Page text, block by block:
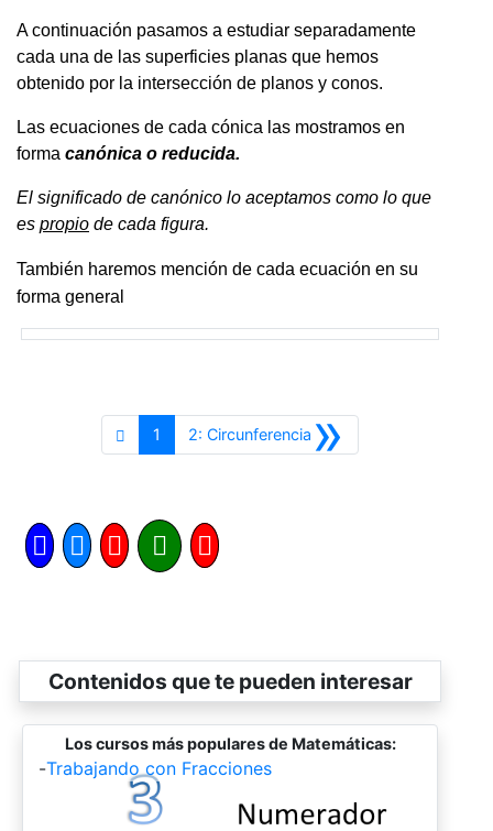
A continuación pasamos a estudiar separadamente
cada una de las superficies planas que hemos
obtenido por la intersección de planos y conos.
Las ecuaciones de cada cónica las mostramos en
forma canónica o reducida.
El significado de canónico lo aceptamos como lo que
es propio de cada figura.
También haremos mención de cada ecuación en su
forma general
1 »
2: Circunferencia Siguiente
Contenidos que te pueden interesar
Los cursos más populares de Matemáticas:
-Trabajando con Fracciones